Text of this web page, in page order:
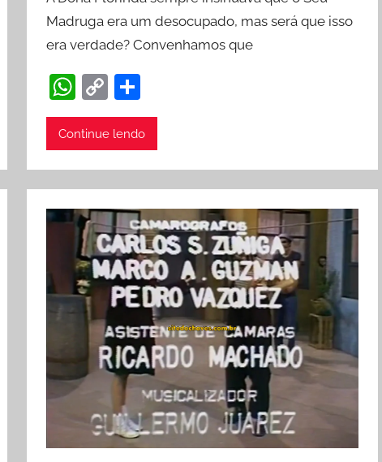
Madruga era um desocupado, mas será que isso
era verdade? Convenhamos que
W
h
at
s
A
p
p
C
o
p
y
Li
n
k
h
ar
e
Continue lendo